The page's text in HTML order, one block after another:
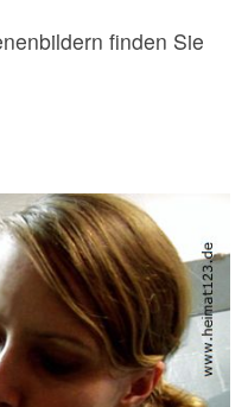
finden Sie